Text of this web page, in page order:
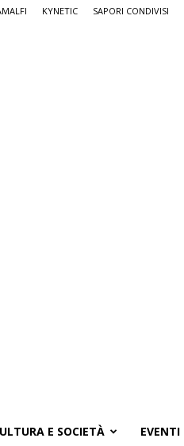
KYNETIC SAPORI CONDIVISI
E SOCIETÀ EVENTI